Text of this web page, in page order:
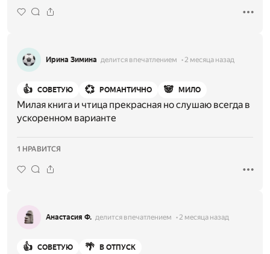
Ирина Зимина делится впечатлением 2 месяца назад
👍 СОВЕТУЮ 💞 РОМАНТИЧНО 🐼 МИЛО
Милая книга и чтица прекрасная но слушаю всегда в
ускоренном варианте
1 НРАВИТСЯ
Анастасия Ф. делится впечатлением 2 месяца назад
👍 СОВЕТУЮ 🌴 В ОТПУСК